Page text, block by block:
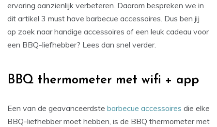
ervaring aanzienlijk verbeteren. Daarom bespreken we in
dit artikel 3 must have barbecue accessoires. Dus ben jij
op zoek naar handige accessoires of een leuk cadeau voor
een BBQ-liefhebber? Lees dan snel verder.
BBQ thermometer met wifi + app
Een van de geavanceerdste barbecue accessoires die elke
BBQ-liefhebber moet hebben, is de BBQ thermometer met